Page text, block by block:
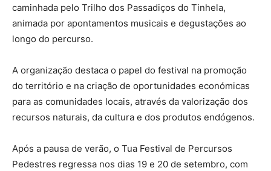
caminhada pelo Trilho dos Passadiços do Tinhela,
animada por apontamentos musicais e degustações ao
longo do percurso.
A organização destaca o papel do festival na promoção
do território e na criação de oportunidades económicas
para as comunidades locais, através da valorização dos
recursos naturais, da cultura e dos produtos endógenos.
Após a pausa de verão, o Tua Festival de Percursos
Pedestres regressa nos dias 19 e 20 de setembro, com